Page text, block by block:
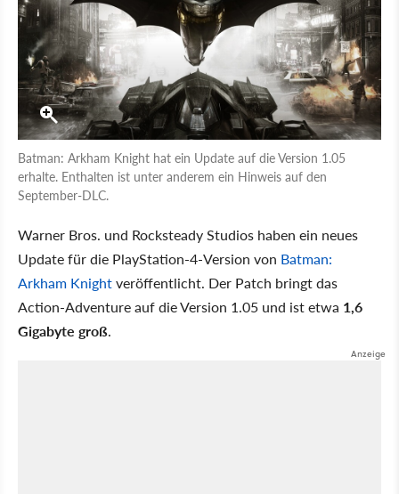
Batman: Arkham Knight hat ein Update auf die Version 1.05
erhalte. Enthalten ist unter anderem ein Hinweis auf den
September-DLC.
Warner Bros. und Rocksteady Studios haben ein neues
Update für die PlayStation-4-Version von Batman:
Arkham Knightveröffentlicht. Der Patch bringt das
Action-Adventure auf die Version 1.05 und ist etwa 1,6
Gigabyte groß.